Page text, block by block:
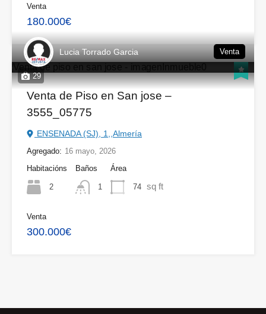
Venta
180.000€
29
Lucia Torrado Garcia Venta
Venta de Piso en San jose –
3555_05775
ENSENADA (SJ), 1,,Almería
Agregado: 16 mayo, 2026
Habitacións
2
Baños
1
Área
74 sq ft
Venta
300.000€